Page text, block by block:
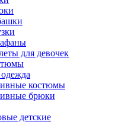
для девочек
костюмы
брюки
детские